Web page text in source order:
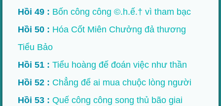
Hồi 49 : Bốn công công ©.h.ế.† vì tham bạc
Hồi 50 : Hóa Cốt Miên Chưởng đả thương
Tiểu Bảo
Hồi 51 : Tiểu hoàng đế đoán việc như thần
Hồi 52 : Chẳng để ai mua chuộc lòng người
Hồi 53 : Quế công công song thủ bão giai